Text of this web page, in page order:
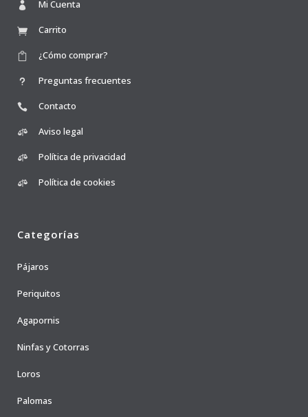
Mi Cuenta
Carrito
¿Cómo comprar?
Preguntas frecuentes
Contacto
Aviso legal
Política de privacidad
Política de cookies
Categorías
Pájaros
Periquitos
Agapornis
Ninfas y Cotorras
Loros
Palomas